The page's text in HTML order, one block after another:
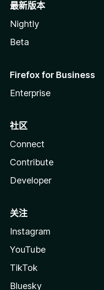
最新版本
Nightly
Beta
Firefox for Business
Enterprise
社区
Connect
Contribute
Developer
关注
Instagram
YouTube
TikTok
Bluesky